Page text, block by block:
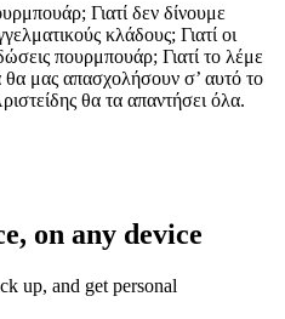
Γιατί δεν δίνουμε
κλάδους; Γιατί οι
πουρμπουάρ; Γιατί το λέμε
μας απασχολήσουν σ’ αυτό το
θα τα απαντήσει όλα.
on any device
up, and get personal